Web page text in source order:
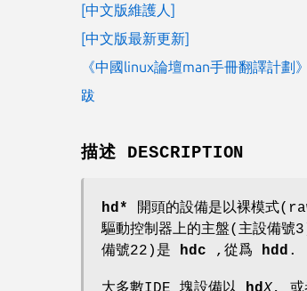
[中文版維護人]
[中文版最新更新]
《中國linux論壇man手冊翻譯計劃
跋
描述 DESCRIPTION
hd*
開頭的設備是以裸模式
驅動控制器上的主盤(主設備號
備號22)是 hdc ,從爲 hdd .